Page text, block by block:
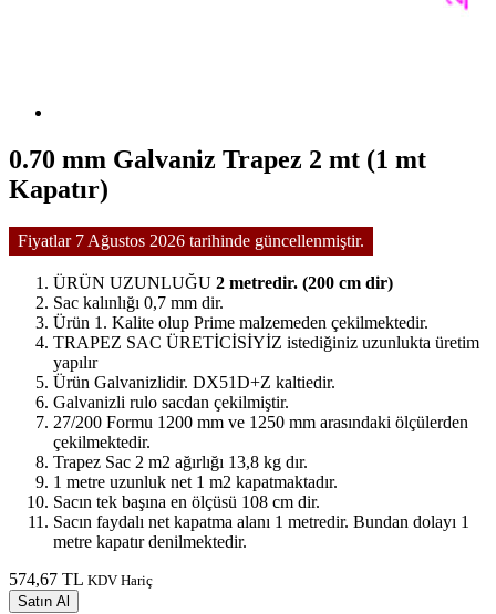
0.70 mm Galvaniz Trapez 2 mt (1 mt
Kapatır)
Fiyatlar 7 Ağustos 2026 tarihinde güncellenmiştir.
ÜRÜN UZUNLUĞU 2 metredir. (200 cm dir)
Sac kalınlığı 0,7 mm dir.
Ürün 1. Kalite olup Prime malzemeden çekilmektedir.
TRAPEZ SAC ÜRETİCİSİYİZ istediğiniz uzunlukta üretim
yapılır
Ürün Galvanizlidir. DX51D+Z kaltiedir.
Galvanizli rulo sacdan çekilmiştir.
27/200 Formu 1200 mm ve 1250 mm arasındaki ölçülerden
çekilmektedir.
Trapez Sac 2 m2 ağırlığı 13,8 kg dır.
1 metre uzunluk net 1 m2 kapatmaktadır.
Sacın tek başına en ölçüsü 108 cm dir.
Sacın faydalı net kapatma alanı 1 metredir. Bundan dolayı 1
metre kapatır denilmektedir.
574,67 TL KDV Hariç
Satın Al